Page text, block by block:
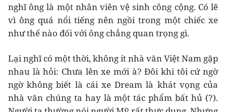
nghĩ ông là một nhân viên vệ sinh công cộng. Có lẽ
vì ông quá nổi tiếng nên ngồi trong một chiếc xe
như thế nào đối với ông chẳng quan trọng gì.
Lại nghĩ có một thời, không ít nhà văn Việt Nam gặp
nhau là hỏi: Chưa lên xe mới à? Đôi khi tôi cứ ngờ
ngờ không biết là cái xe Dream là khát vọng của
nhà văn chúng ta hay là một tác phẩm bất hủ (?).